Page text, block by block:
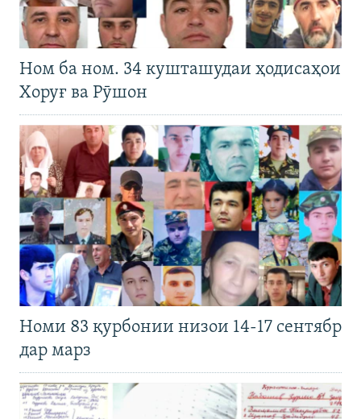
Ном ба ном. 34 кушташудаи ҳодисаҳои
Хоруғ ва Рӯшон
Номи 83 қурбонии низои 14-17 сентябр
дар марз